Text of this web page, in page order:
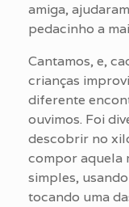
amiga,
pedacinho a
Cantamos, e,
crianças
diferente
ouvimos. Foi
descobrir no
compor aquela
simples,
tocando uma